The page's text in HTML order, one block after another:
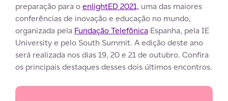
preparação para oenlightED 2021, uma das maiores
conferências de inovação e educação no mundo,
organizada pela Fundação Telefônica Espanha, pela IE
University e pelo South Summit. A edição deste ano
será realizada nos dias 19, 20 e 21 de outubro. Confira
os principais destaques desses dois últimos encontros.